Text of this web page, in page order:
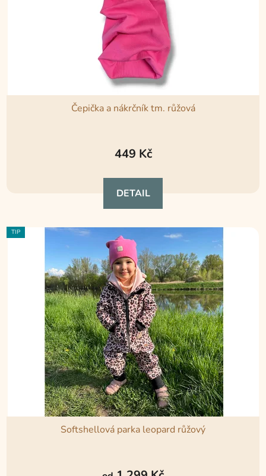
Čepička a nákrčník tm. růžová
449 Kč
DETAIL
TIP
Softshellová parka leopard růžový
hodnocení